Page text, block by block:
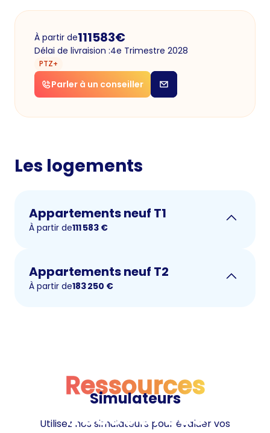
À partir de111583€
Délai de livraision :4e Trimestre 2028
PTZ+
Parler à un conseiller
Les logements
Appartements neuf T1
À partir de111 583 €
Appartements neuf T2
À partir de183 250 €
Ressources
Ressources
Simulateurs
Utilisez nos simulateurs pour évaluer vos